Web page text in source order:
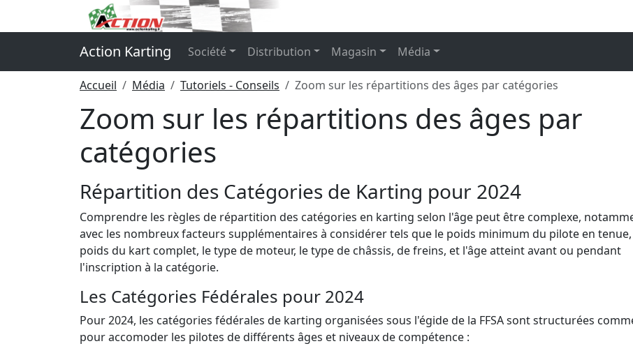
Panneau de gestion des cookies
Action Karting Société Distribution Magasin Média
Accueil Média Tutoriels - Conseils Zoom sur les répartitions des âges par catégories
Zoom sur les répartitions des âges par
catégories
Répartition des Catégories de Karting pour 2024
Comprendre les règles de répartition des catégories en karting selon l'âge peut être complexe,
avec les nombreux facteurs supplémentaires à considérer tels que le poids minimum du pilote en
poids du kart complet, le type de moteur, le type de châssis, de freins, et l'âge atteint avant ou pendant
l'inscription à la catégorie.
Les Catégories Fédérales pour 2024
Pour 2024, les catégories fédérales de karting organisées sous l'égide de la FFSA sont structurées
pour accomoder les pilotes de différents âges et niveaux de compétence :